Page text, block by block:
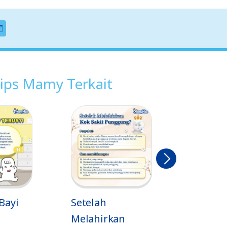
Mamy Terkait
Setelah
Melahirkan
Berikut
nya